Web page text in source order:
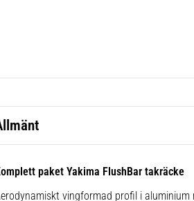
paket Yakima FlushBar takräcke
vingformad profil i